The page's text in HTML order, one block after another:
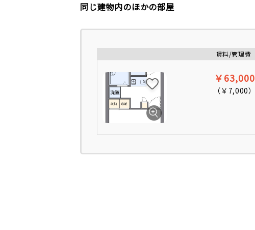
同じ建物内のほかの部屋
賃料/管理費
￥63,000
（￥7,000）